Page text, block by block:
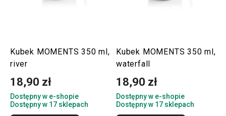
Kubek MOMENTS 350 ml,
river
18,90 zł
Dostępny w e-shopie
Dostępny w 17 sklepach
Kubek MOMENTS 350 ml,
waterfall
18,90 zł
Dostępny w e-shopie
Dostępny w 17 sklepach